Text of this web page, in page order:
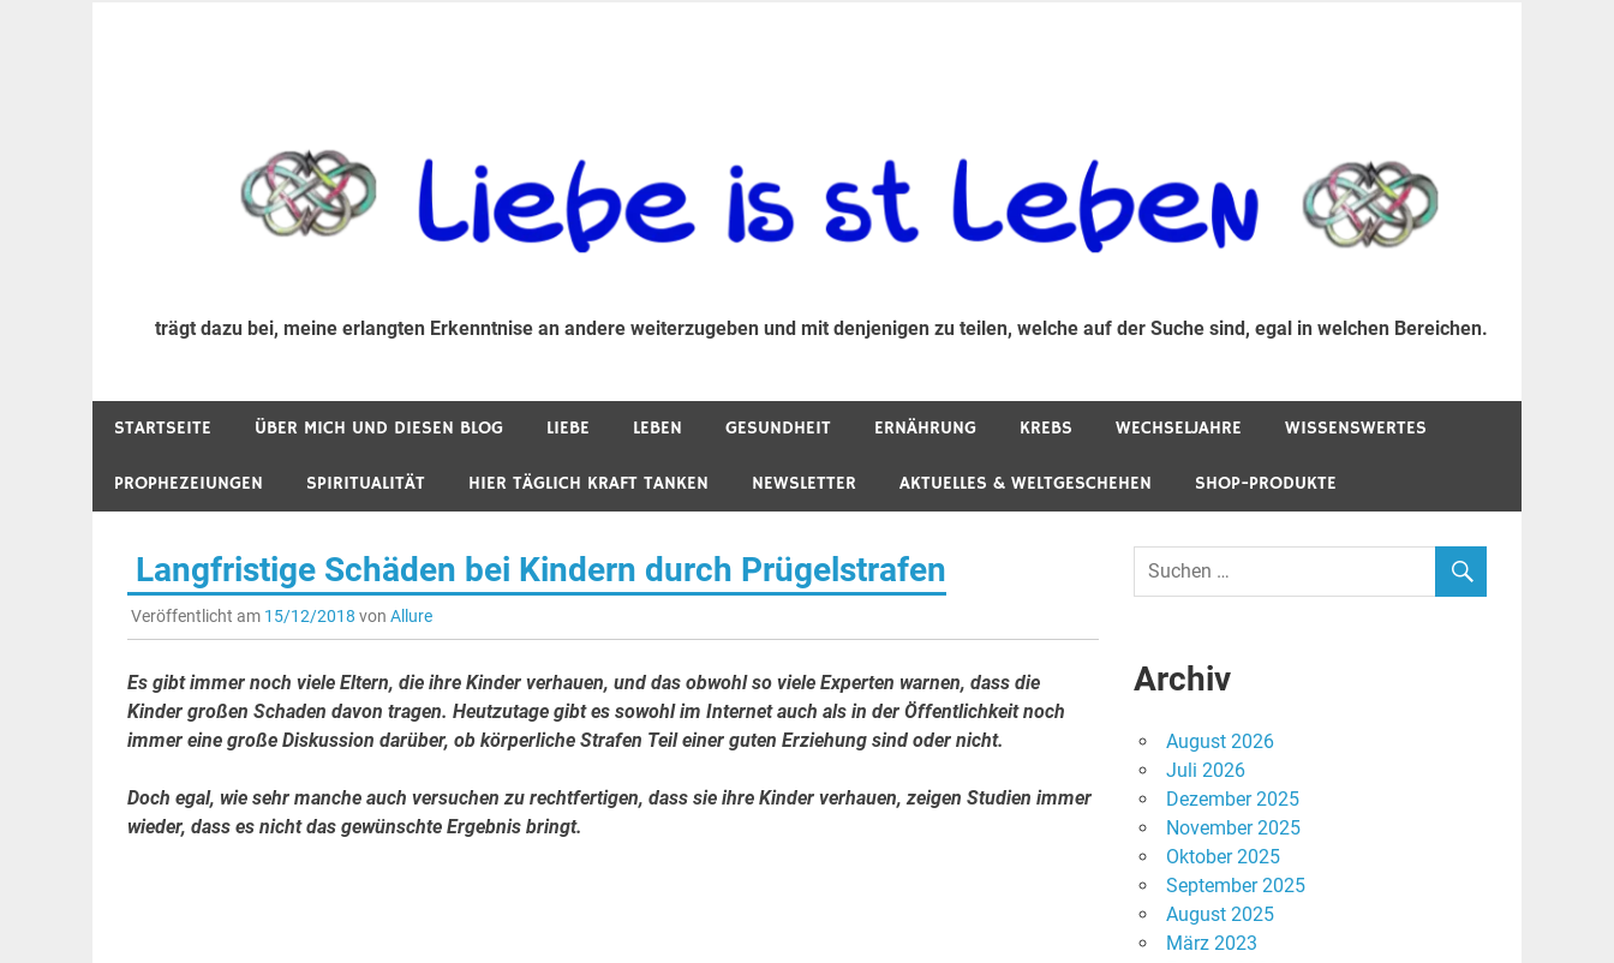
trägt dazu bei, meine erlangten Erkenntnise an andere weiterzugeben und mit denjenigen zu teilen, welche auf der Suche sind, egal in welchen Bereichen.
STARTSEITE ÜBER MICH UND DIESEN BLOG LIEBE LEBEN GESUNDHEIT ERNÄHRUNG KREBS WECHSELJAHRE WISSENSWERTES
PROPHEZEIUNGEN SPIRITUALITÄT HIER TÄGLICH KRAFT TANKEN NEWSLETTER AKTUELLES & WELTGESCHEHEN SHOP-PRODUKTE
Langfristige Schäden bei Kindern durch Prügelstrafen
Veröffentlicht am 15/12/2018 von Allure
Es gibt immer noch viele Eltern, die ihre Kinder verhauen, und das obwohl so viele Experten warnen, dass die
Kinder großen Schaden davon tragen. Heutzutage gibt es sowohl im Internet auch als in der Öffentlichkeit noch
immer eine große Diskussion darüber, ob körperliche Strafen Teil einer guten Erziehung sind oder nicht.
Doch egal, wie sehr manche auch versuchen zu rechtfertigen, dass sie ihre Kinder verhauen, zeigen Studien immer
wieder, dass es nicht das gewünschte Ergebnis bringt.
Archiv
August 2026
Juli 2026
Dezember 2025
November 2025
Oktober 2025
September 2025
August 2025
März 2023